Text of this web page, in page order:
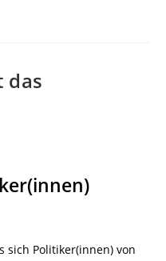
das
sich Politiker(innen) von